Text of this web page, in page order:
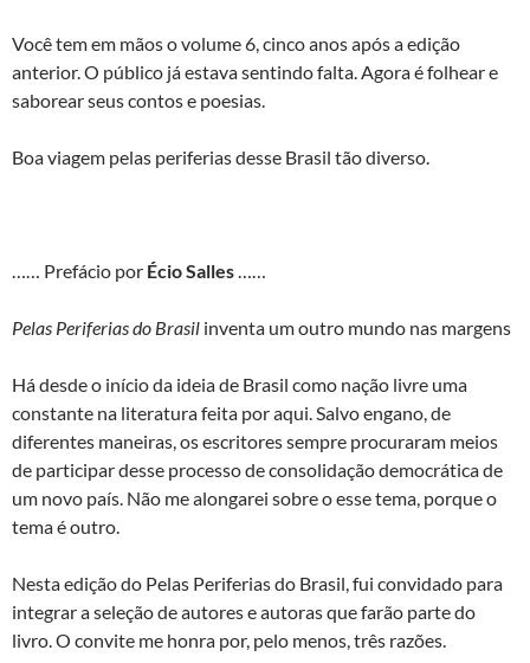
Você tem em mãos o volume 6, cinco anos após a edição
anterior. O público já estava sentindo falta. Agora é folhear e
saborear seus contos e poesias.
Boa viagem pelas periferias desse Brasil tão diverso.
…… Prefácio por Écio Salles……
Pelas Periferias do Brasil inventa um outro mundo nas margens
Há desde o início da ideia de Brasil como nação livre uma
constante na literatura feita por aqui. Salvo engano, de
diferentes maneiras, os escritores sempre procuraram meios
de participar desse processo de consolidação democrática de
um novo país. Não me alongarei sobre o esse tema, porque o
tema é outro.
Nesta edição do Pelas Periferias do Brasil, fui convidado para
integrar a seleção de autores e autoras que farão parte do
livro. O convite me honra por, pelo menos, três razões.